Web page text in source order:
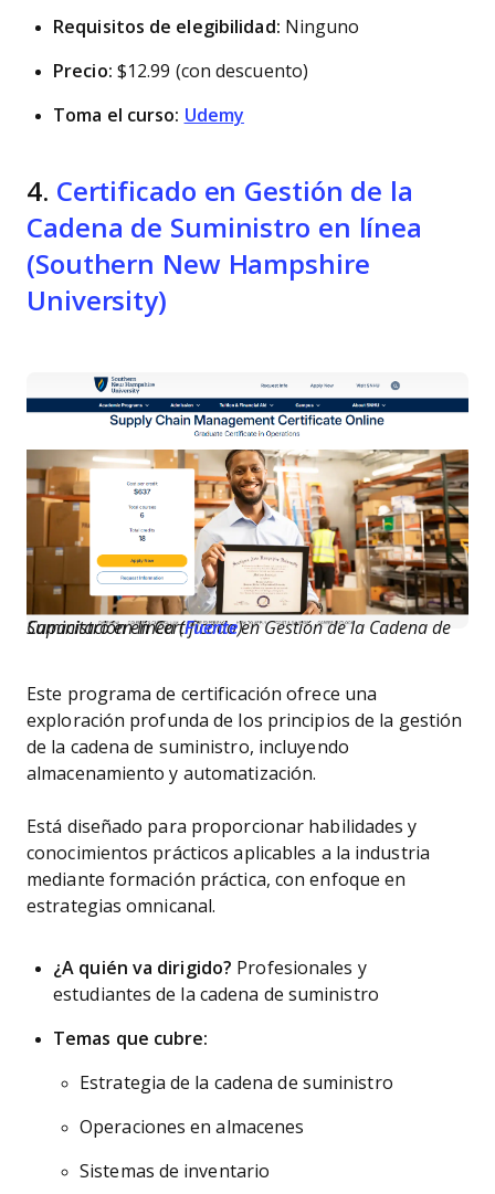
Requisitos de elegibilidad: Ninguno
Precio: $12.99 (con descuento)
Toma el curso: Udemy
4. Certificado en Gestión de la
Cadena de Suministro en línea
(Southern New Hampshire
University)
Capacitación en Certificado en Gestión de la Cadena de Suministro en línea (Fuente)
Este programa de certificación ofrece una
exploración profunda de los principios de la gestión
de la cadena de suministro, incluyendo
almacenamiento y automatización.
Está diseñado para proporcionar habilidades y
conocimientos prácticos aplicables a la industria
mediante formación práctica, con enfoque en
estrategias omnicanal.
¿A quién va dirigido? Profesionales y
estudiantes de la cadena de suministro
Temas que cubre:
Estrategia de la cadena de suministro
Operaciones en almacenes
Sistemas de inventario